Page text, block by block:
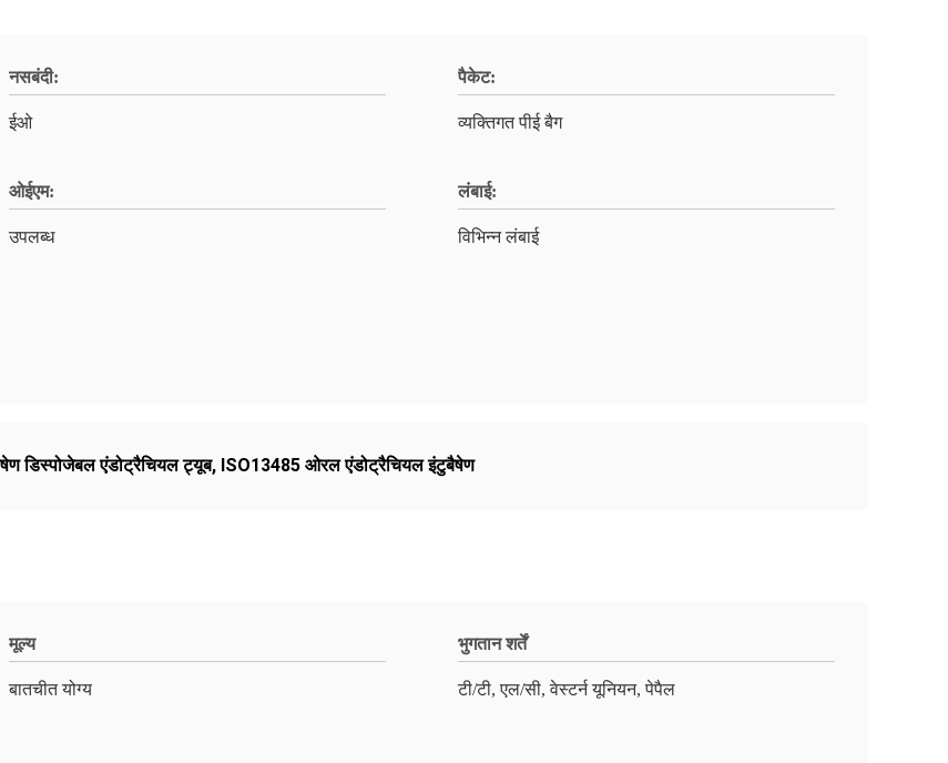
नसबंदी:
ईओ
पैकेट:
व्यक्तिगत पीई बैग
ओईएम:
उपलब्ध
लंबाई:
विभिन्न लंबाई
डिस्पोजेबल एंडोट्रैचियल ट्यूब, ISO13485 ओरल एंडोट्रैचियल इंटुबैषेण
मूल्य
बातचीत योग्य
भुगतान शर्तें
टी/टी, एल/सी, वेस्टर्न यूनियन, पेपैल